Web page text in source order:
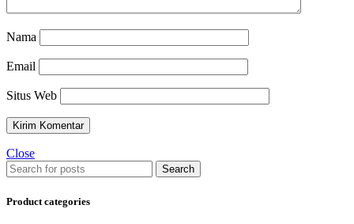
Nama
Email
Situs Web
Close
Search
Product categories